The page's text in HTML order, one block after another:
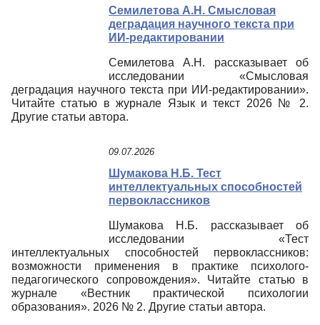
Семилетова А.Н. Смысловая
деградация научного текста при
ИИ-редактировании
Семилетова А.Н. рассказывает об
исследовании «Смысловая
деградация научного текста при ИИ-редактировании».
Читайте статью в журнале Язык и текст 2026 № 2.
Другие статьи автора.
09.07.2026
Шумакова Н.Б. Тест
интеллектуальных способностей
первоклассников
Шумакова Н.Б. рассказывает об
исследовании «Тест
интеллектуальных способностей первоклассников:
возможности применения в практике психолого-
педагогического сопровождения». Читайте статью в
журнале «Вестник практической психологии
образования». 2026 № 2. Другие статьи автора.